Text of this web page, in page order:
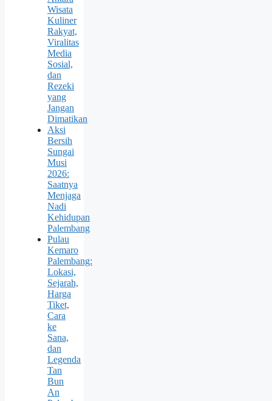
Wisata
Kuliner
Rakyat,
Viralitas
Media
Sosial,
dan
Rezeki
yang
Jangan
Dimatikan
Aksi
Bersih
Sungai
Musi
2026:
Saatnya
Menjaga
Nadi
Kehidupan
Palembang
Pulau
Kemaro
Palembang:
Lokasi,
Sejarah,
Harga
Tiket,
Cara
ke
Sana,
dan
Legenda
Tan
Bun
An